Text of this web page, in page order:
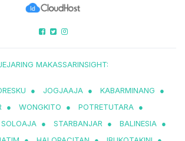
MAKASSARINSIGHT:
● JOGJAAJA ● KABARMINANG
●
● WONGKITO ● POTRETUTARA ●
SOLOAJA ● STARBANJAR ● BALINESIA ●